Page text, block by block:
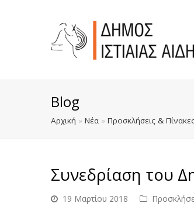
Blog
Αρχική » Νέα » Προσκλήσεις &
Συνεδρίαση του
19 Μαρτίου 2018